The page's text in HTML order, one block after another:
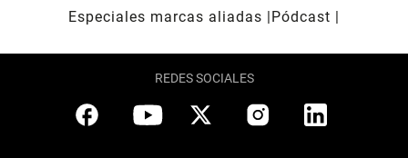
Especiales marcas aliadas
Pódcast
REDES SOCIALES